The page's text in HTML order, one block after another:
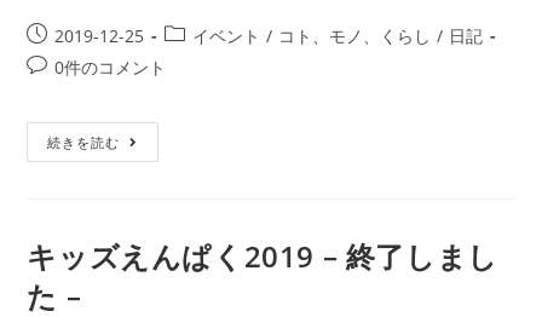
2019-12-25 イベント / コト、モノ、くらし / 日記
0件のコメント
続きを読む
キッズえんぱく2019 – 終了しまし
た –